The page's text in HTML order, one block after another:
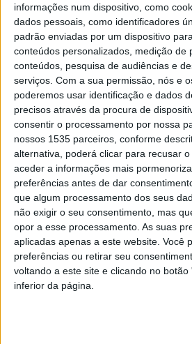
informações num dispositivo, como
dados pessoais, como identificadores
padrão enviadas por um dispositivo
conteúdos personalizados, medição de
conteúdos, pesquisa de audiências e
serviços. Com a sua permissão, nós e
poderemos usar identificação e dados
precisos através da procura de
consentir o processamento por nossa
nossos 1535 parceiros, conforme
alternativa, poderá clicar para recusar
aceder a informações mais
preferências antes de dar
que algum processamento dos seus
não exigir o seu consentimento, mas
opor a esse processamento. As suas
aplicadas apenas a este website. Você
preferências ou retirar seu
voltando a este site e clicando no
inferior da página.
Queres ser um dos
da Natureza” em...
Rádio Castelo Branco 14 de Junho, 2026
Seminário sobre arte,
sustentável em Castelo
Rádio Castelo Branco - 2 de Maio, 2024